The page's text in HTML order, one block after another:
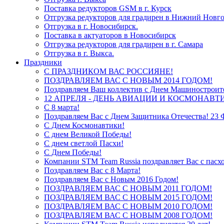
Поставка редукторов GSM в г. Курск
Отгрузка редукторов для градирен в Нижний
Отгрузка в г. Новосибирск.
Поставка в актуаторов в Новосибирск
Отгрузка редукторов для градирен в г. Самара
Отгрузка в г. Выкса.
Праздники
С ПРАЗДНИКОМ ВАС РОССИЯНЕ!
ПОЗДРАВЛЯЕМ ВАС С НОВЫМ 2014 ГОДОМ!
Поздравляем Ваш коллектив c Днем
12 АПРЕЛЯ - ДЕНЬ АВИАЦИИ И
С 8 марта!
Поздравляем Вас с Днем Защитника Отечества! 23
С Днем Космонавтики!
С днем Великой Победы!
С днем светлой Пасхи!
С Днем Победы!
Компании STM Team Russia поздравляет Вас с
Поздравляем Вас c 8 Марта!
Поздравляем Вас с Новым 2016 Годом!
ПОЗДРАВЛЯЕМ ВАС С НОВЫМ 2011 ГОДОМ!
ПОЗДРАВЛЯЕМ ВАС С НОВЫМ 2015 ГОДОМ!
ПОЗДРАВЛЯЕМ ВАС С НОВЫМ 2010 ГОДОМ!
ПОЗДРАВЛЯЕМ ВАС С НОВЫМ 2008 ГОДОМ!